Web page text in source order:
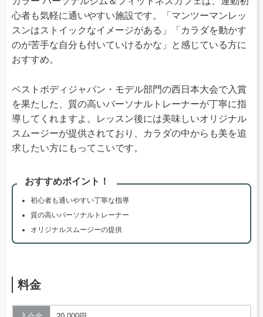
心者も気軽に通いやすい施設です。「マンツーマンレッ
スンはストイックなイメージがある」「カラダを動かす
のが苦手な自分も付いていけるかな」と感じている方に
おすすめ。
ベストボディジャパン・モデル部門の西日本大会で入賞
を果たした、質の高いパーソナルトレーナーが丁寧に指
導してくれますよ。レッスン後には美味しいオリジナル
スムージーが提供されており、カラダの中からも美を追
求したい方にもってこいです。
おすすめポイント！
初心者も通いやすい丁寧な指導
質の高いパーソナルトレーナー
オリジナルスムージーの提供
料金